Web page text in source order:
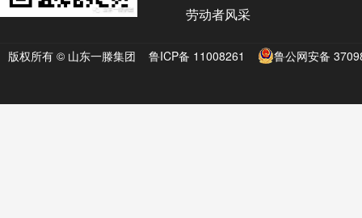
劳动者风采
版权所有 © 山东一滕集团 鲁ICP备 11008261 鲁公网安备